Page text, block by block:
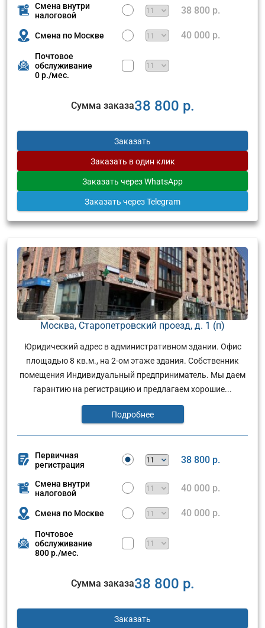
Смена внутри
налоговой
38 800 р.
Смена по Москве 40 000 р.
Почтовое
обслуживание
0 р./мес.
Сумма заказа38 800 р.
Заказать
Заказать в один клик
Заказать через WhatsApp
Заказать через Telegram
Москва, Старопетровский проезд, д. 1 (п)
Юридический адрес в административном здании. Офис
площадью 8 кв.м., на 2-ом этаже здания. Собственник
помещения Индивидуальный предприниматель. Мы даем
гарантию на регистрацию и предлагаем хорошие...
Подробнее
Первичная
регистрация
38 800 р.
Смена внутри
налоговой
40 000 р.
Смена по Москве 40 000 р.
Почтовое
обслуживание
800 р./мес.
Сумма заказа38 800 р.
Заказать